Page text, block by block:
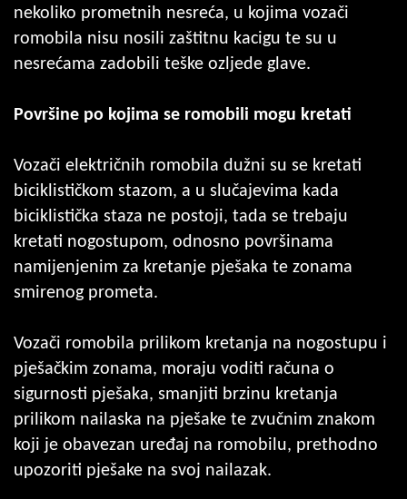
nekoliko prometnih nesreća, u kojima vozači
romobila nisu nosili zaštitnu kacigu te su u
nesrećama zadobili teške ozljede glave.
Površine po kojima se romobili mogu kretati
Vozači električnih romobila dužni su se kretati
biciklističkom stazom, a u slučajevima kada
biciklistička staza ne postoji, tada se trebaju
kretati nogostupom, odnosno površinama
namijenjenim za kretanje pješaka te zonama
smirenog prometa.
Vozači romobila prilikom kretanja na nogostupu i
pješačkim zonama, moraju voditi računa o
sigurnosti pješaka, smanjiti brzinu kretanja
prilikom nailaska na pješake te zvučnim znakom
koji je obavezan uređaj na romobilu, prethodno
upozoriti pješake na svoj nailazak.